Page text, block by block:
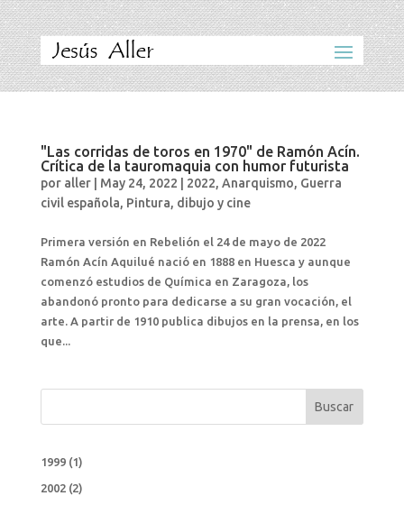
"Las corridas de toros en 1970" de Ramón Acín.
Crítica de la tauromaquia con humor futurista
por aller| May 24, 2022 2022, Anarquismo, Guerra
civil española, Pintura, dibujo y cine
Primera versión en Rebelión el 24 de mayo de 2022
Ramón Acín Aquilué nació en 1888 en Huesca y aunque
comenzó estudios de Química en Zaragoza, los
abandonó pronto para dedicarse a su gran vocación, el
arte. A partir de 1910 publica dibujos en la prensa, en los
que...
Buscar
1999(1)
2002(2)